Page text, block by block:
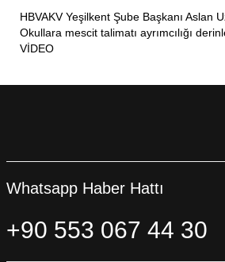
HBVAKV Yeşilkent Şube Başkanı Aslan
Okullara mescit talimatı ayrımcılığı
VİDEO
Whatsapp Haber Hattı
+90 553 067 44 30